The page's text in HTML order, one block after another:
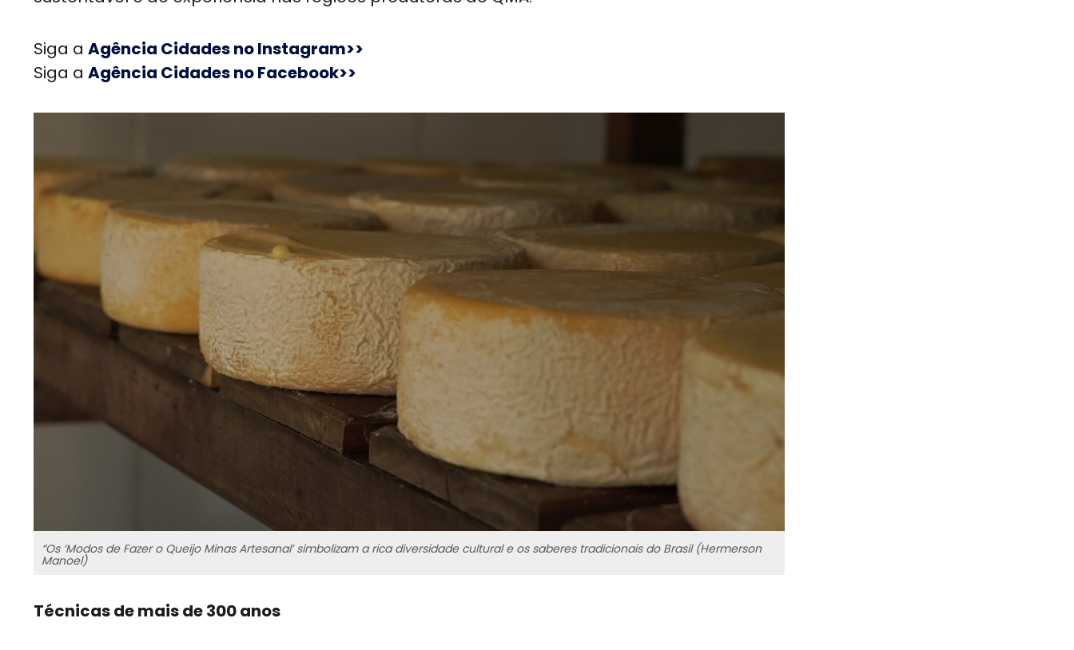
Siga a Agência Cidades no Instagram>>
Siga a Agência Cidades no Facebook>>
“Os ‘Modos de Fazer o Queijo Minas Artesanal’ simbolizam a rica diversidade cultural e os saberes tradicionais do Brasil (Hermerson
Manoel)
Técnicas de mais de 300 anos